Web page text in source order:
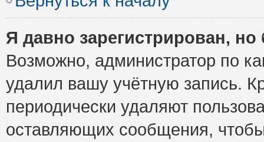
Я давно зарегистрирован,
Возможно, администратор по
удалил вашу учётную запись.
периодически удаляют
оставляющих сообщения,